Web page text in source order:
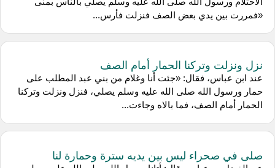
«فمررت بين يدي بعض الصف فنزلت فأرس...
نزل ونزلت وتركنا الحمار أمام الصف
عند ابن عباس، فقال: «جئت أنا وغلام من بني عبد المطلب على
حمار ورسول الله صلى الله عليه وسلم يصلي، فنزل ونزلت وتركنا
الحمار أمام الصف، فما بالاه وجاءت...
صلى في صحراء ليس بين يديه سترة وحمارة لنا